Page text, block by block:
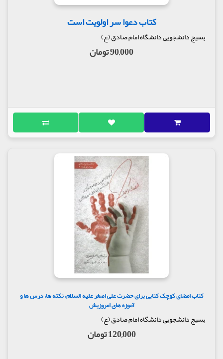
کتاب دعوا سر اولویت است
بسیج دانشجویی دانشگاه امام صادق (ع)
90,000 تومان
کتاب امضای کوچک کتابی برای حضرت علی اصغر علیه السلام، نکته ها، درس ها و
آموزه های امروزیش
بسیج دانشجویی دانشگاه امام صادق (ع)
120,000 تومان